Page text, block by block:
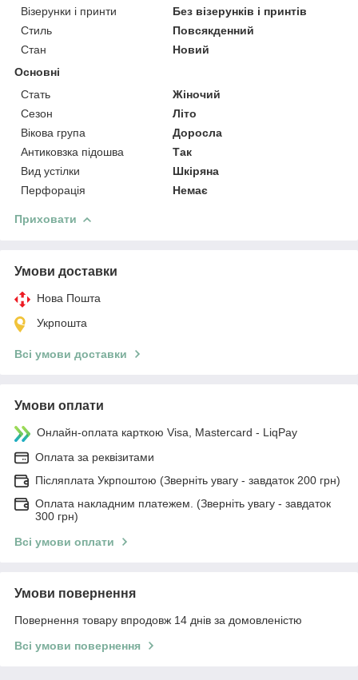
Візерунки і принти
Без візерунків і принтів
Стиль
Повсякденний
Стан
Новий
Основні
Стать
Жіночий
Сезон
Літо
Вікова група
Доросла
Антиковзка підошва
Так
Вид устілки
Шкіряна
Перфорація
Немає
Приховати
Умови доставки
Нова Пошта
Укрпошта
Всі умови доставки
Умови оплати
Онлайн-оплата карткою Visa, Mastercard - LiqPay
Оплата за реквізитами
Післяплата Укрпоштою (Зверніть увагу - завдаток 200 грн)
Оплата накладним платежем. (Зверніть увагу - завдаток
300 грн)
Всі умови оплати
Умови повернення
Повернення товару впродовж 14 днів за домовленістю
Всі умови повернення